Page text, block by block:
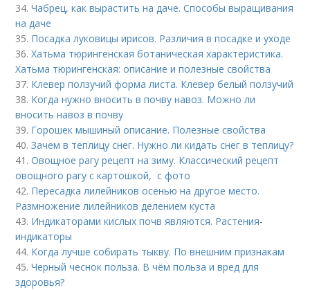
34.Чабрец, как вырастить на даче. Способы выращивания
на даче
35. Посадка луковицы ирисов. Различия в посадке и уходе
36.Хатьма тюрингенская ботаническая характеристика.
Хатьма тюрингенская: описание и полезные свойства
37. Клевер ползучий форма листа. Клевер белый ползучий
38. Когда нужно вносить в почву навоз. Можно ли
вносить навоз в почву
39. Горошек мышиный описание. Полезные свойства
40.Зачем в теплицу снег. Нужно ли кидать снег в теплицу?
41.Овощное рагу рецепт на зиму. Классический рецепт
овощного рагу с картошкой, с фото
42. Пересадка лилейников осенью на другое место.
Размножение лилейников делением куста
43. Индикаторами кислых почв являются. Растения-
индикаторы
44. Когда лучше собирать тыкву. По внешним признакам
45.Черный чеснок польза. В чём польза и вред для
здоровья?